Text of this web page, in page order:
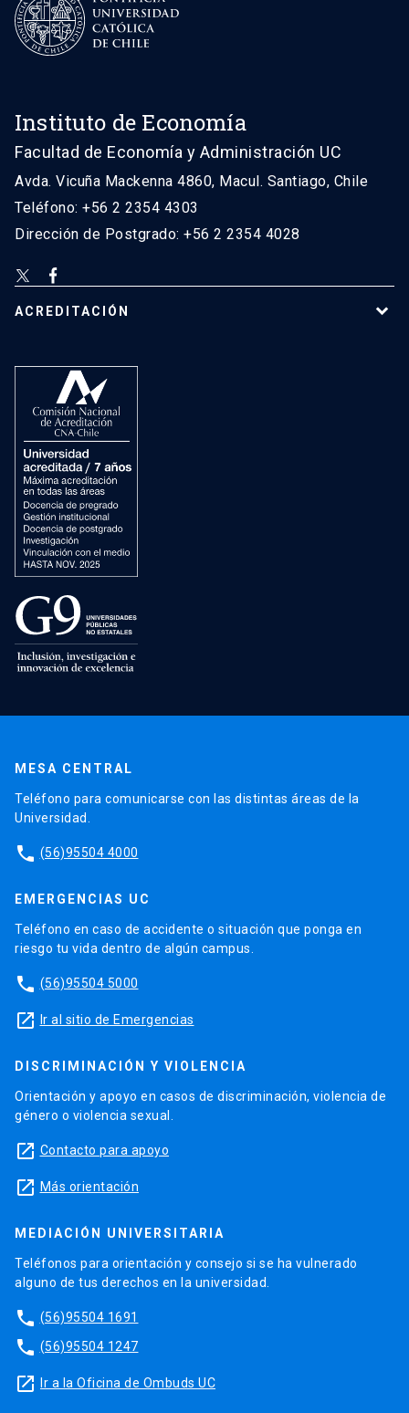
Instituto de Economía
Facultad de Economía y Administración UC
Avda. Vicuña Mackenna 4860, Macul. Santiago, Chile
Teléfono: +56 2 2354 4303
Dirección de Postgrado: +56 2 2354 4028
ACREDITACIÓN
MESA CENTRAL
Teléfono para comunicarse con las distintas áreas de la
Universidad.
phone (56)95504 4000
EMERGENCIAS UC
Teléfono en caso de accidente o situación que ponga en
riesgo tu vida dentro de algún campus.
phone (56)95504 5000
launch Ir al sitio de Emergencias
DISCRIMINACIÓN Y VIOLENCIA
Orientación y apoyo en casos de discriminación, violencia de
género o violencia sexual.
launch Contacto para apoyo
launch Más orientación
MEDIACIÓN UNIVERSITARIA
Teléfonos para orientación y consejo si se ha vulnerado
alguno de tus derechos en la universidad.
phone (56)95504 1691
phone (56)95504 1247
launch Ir a la Oficina de Ombuds UC